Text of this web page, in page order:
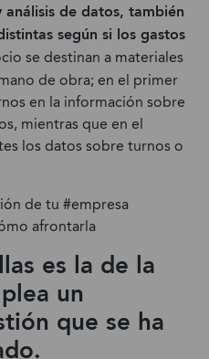
análisis de datos, también
según si los gastos
se destinan a materiales
de obra; en el primer
en la información sobre
mientras que en el
los datos sobre turnos o
de tu #empresa
afrontarla
es la de la
un
que se ha